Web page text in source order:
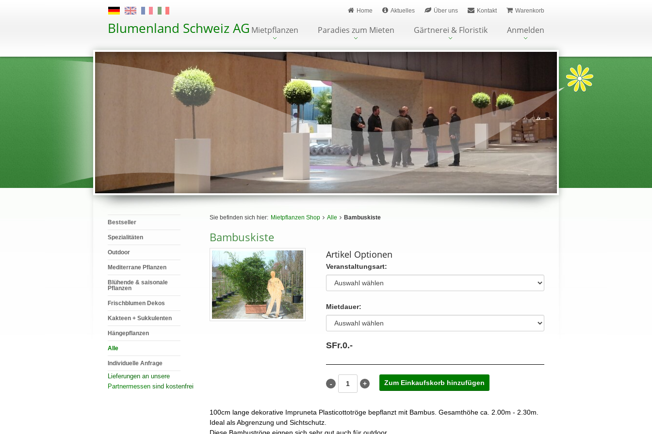
Blumenland Schweiz AG Mietpflanzen Paradies zum Mieten Gärtnerei & Floristik Anmelden
Home Aktuelles Über uns Kontakt Warenkorb
Bestseller
Spezialitäten
Outdoor
Mediterrane Pflanzen
Blühende & saisonale
Pflanzen
Frischblumen Dekos
Kakteen + Sukkulenten
Hängepflanzen
Alle
Individuelle Anfrage
Lieferungen an unsere
Partnermessen sind kostenfrei
Sie befinden sich hier: Mietpflanzen Shop Alle Bambuskiste
Bambuskiste
Artikel Optionen
Veranstaltungsart:
Mietdauer:
SFr.0.-
100cm lange dekorative Impruneta Plasticottotröge bepflanzt mit Bambus. Gesamthöhe ca. 2.00m - 2.30m.
Ideal als Abgrenzung und Sichtschutz.